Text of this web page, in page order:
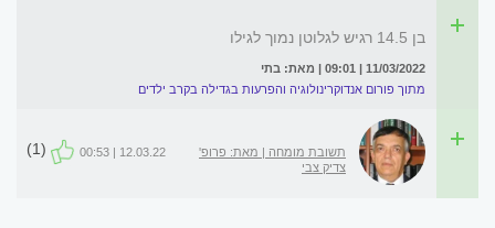
בן 14.5 רגיש לגלוטן נמוך לגילו
11/03/2022 | 09:01 | מאת: בתי
מתוך פורום אנדוקרינולוגיה והפרעות בגדילה בקרב ילדים
תשובת מומחה | מאת: פרופ'
צדיק צבי
12.03.22 | 00:53
(1)